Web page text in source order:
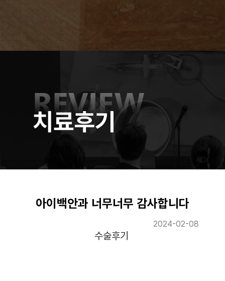
아이백안과 너무너무 감사합니다
2024-02-08
수술후기